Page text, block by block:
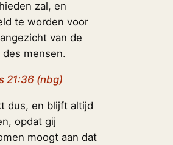
zal, en
te worden voor
van de
des mensen.
21:36 (nbg)
dus, en blijft altijd
opdat gij
moogt aan dat